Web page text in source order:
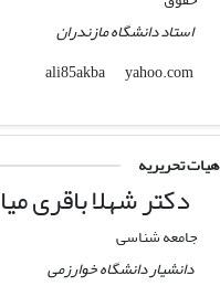
استاد دانشگاه مازندران
ali85akba
yahoo.com
هیات تحریریه
دکتر شهلا باقری
جامعه شناسی
دانشیار دانشگاه خوارزمی